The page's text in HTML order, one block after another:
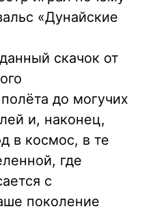
«Дунайские
скачок от
до могучих
и, наконец,
в космос, в те
где
с
поколение